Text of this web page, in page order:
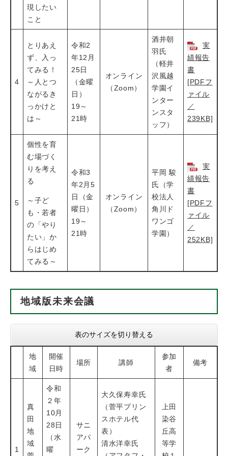
現したい
こと
4
とりあえ
ず、入っ
てみる！
～人とつ
ながるき
っかけと
は～
令和2
年12月
25日
（金曜
日）
19～
21時
オンライン
（Zoom）
酒井朝
羽氏
（軽井
沢風越
学園イ
ンター
ンスタ
ッフ）
実
績報告
書
[PDFフ
ァイル
／
239KB]
5
個性を育
む場づく
りを考え
る
～子ど
も・若者
の「やり
たい」か
らはじめ
てみる～
令和3
年2月5
日（金
曜日）
19～
21時
オンライン
（Zoom）
平岡 駿
氏（学
校法人
角川ド
ワンゴ
学園）
実
績報告
書
[PDFフ
ァイル
／
252KB]
地域版未来会議
表のサイズを切り替える
地
域
開催
日時
場所 講師
参加
者
備考
1
真
田
地
域
令和
２年
10月
28日
（水
曜
サニ
アパ
ーク
大久保寿幸氏
（菅平プリン
スホテル代
表）
清水洋幸氏
上田
染谷
丘高
等学